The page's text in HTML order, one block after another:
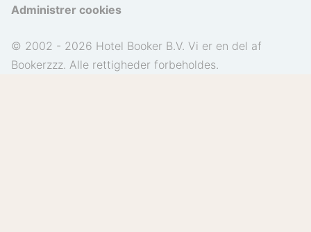
Administrer cookies
© 2002 - 2026 Hotel Booker B.V. Vi er en del af
Bookerzzz. Alle rettigheder forbeholdes.